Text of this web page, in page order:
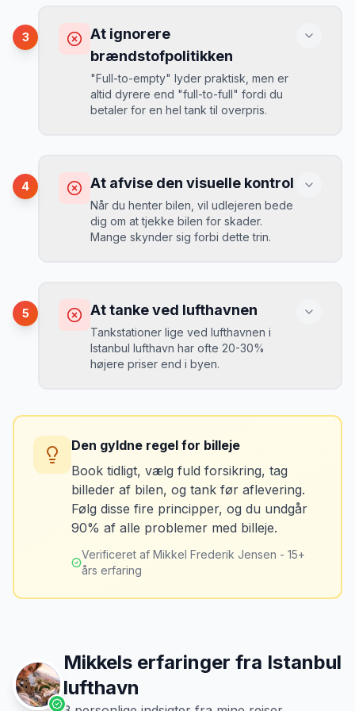
skader er noteret på kontrakten.
MJ
Mikkels erfaring
“I august 2024 så jeg priserne i
Istanbul lufthavn stige fra 189 kr/dag til
349 kr/dag på bare 2 uger. Book
tidligt!”
Ved selv en mindre skade kan du blive
opkrævet tusindvis af kroner.
Løsning
Book altid med fuld kaskoforsikring uden
MJ
Mikkels erfaring September 2023
“ En lille bule i døren kostede mig 8.000
kr. i selvrisiko. Siden har jeg altid
3
At ignorere
brændstofpolitikken
"Full-to-empty" lyder praktisk, men er
altid dyrere end "full-to-full" fordi du
betaler for en hel tank til overpris.
Du betaler 20-30% mere for brændstof,
da udlejeren tager høje benzinpriser.
Løsning
4 At afvise den visuelle kontrol
Når du henter bilen, vil udlejeren bede
dig om at tjekke bilen for skader.
Mange skynder sig forbi dette trin.
Du kan blive opkrævet for skader, der
var der før du fik bilen.
Løsning
brændstofmåleren.
MJ
Mikkels erfaring Oktober 2024
“Jeg fotograferer altid bilen fra alle
vinkler ved afhentning. Det har reddet
5 At tanke ved lufthavnen
Tankstationer lige ved lufthavnen i
Istanbul lufthavn har ofte 20-30%
højere priser end i byen.
sidste tankning.
Tank bilen op et par kilometer fra
lufthavnen dagen før aflevering. Priserne
er markant lavere.
Den gyldne regel for billeje
Book tidligt, vælg fuld forsikring, tag
billeder af bilen, og tank før aflevering.
Følg disse fire principper, og du undgår
90% af alle problemer med billeje.
Verificeret af Mikkel Frederik Jensen - 15+
års erfaring
Mikkels erfaringer fra Istanbul
lufthavn